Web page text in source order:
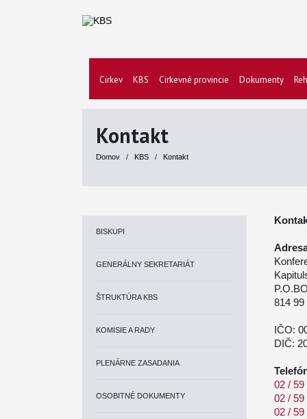
Cirkev KBS Cirkevné provincie Dokumenty
Kontakt
Domov / KBS / Kontakt
BISKUPI
GENERÁLNY SEKRETARIÁT
ŠTRUKTÚRA KBS
KOMISIE A RADY
PLENÁRNE ZASADANIA
OSOBITNÉ DOKUMENTY
814
IČO:
DIČ:
02 / 59
02 / 59
02 / 59